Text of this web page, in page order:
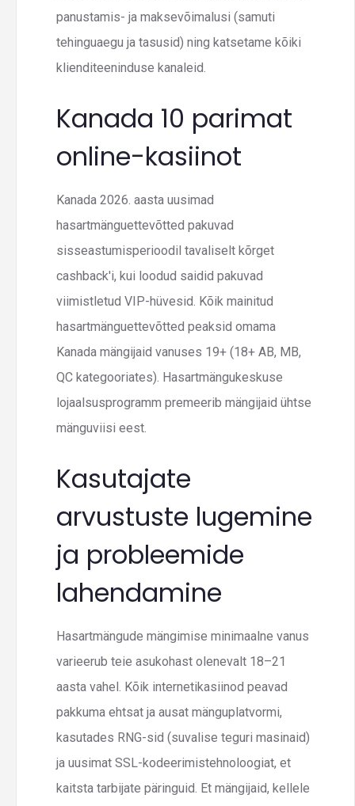
panustamis- ja maksevõimalusi (samuti
tehinguaegu ja tasusid) ning katsetame kõiki
klienditeeninduse kanaleid.
Kanada 10 parimat
online-kasiinot
Kanada 2026. aasta uusimad
hasartmänguettevõtted pakuvad
sisseastumisperioodil tavaliselt kõrget
cashback'i, kui loodud saidid pakuvad
viimistletud VIP-hüvesid. Kõik mainitud
hasartmänguettevõtted peaksid omama
Kanada mängijaid vanuses 19+ (18+ AB, MB,
QC kategooriates). Hasartmängukeskuse
lojaalsusprogramm premeerib mängijaid ühtse
mänguviisi eest.
Kasutajate
arvustuste lugemine
ja probleemide
lahendamine
Hasartmängude mängimise minimaalne vanus
varieerub teie asukohast olenevalt 18–21
aasta vahel. Kõik internetikasiinod peavad
pakkuma ehtsat ja ausat mänguplatvormi,
kasutades RNG-sid (suvalise teguri masinaid)
ja uusimat SSL-kodeerimistehnoloogiat, et
kaitsta tarbijate päringuid. Et mängijaid, kellele